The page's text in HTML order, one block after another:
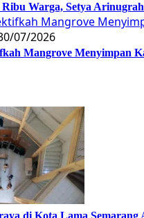
Ribu Warga, Setya
07/2026
Mangrove Menyimpan
di Kota Lama